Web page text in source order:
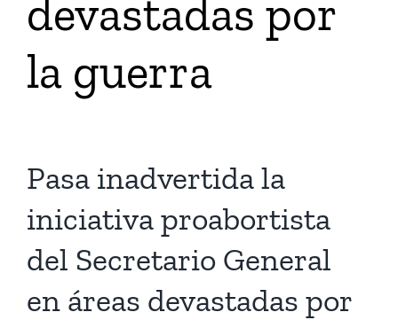
Tienda Virtual
Buscar
devastadas por
la guerra
Pasa inadvertida la
iniciativa proabortista
del Secretario General
en áreas devastadas por